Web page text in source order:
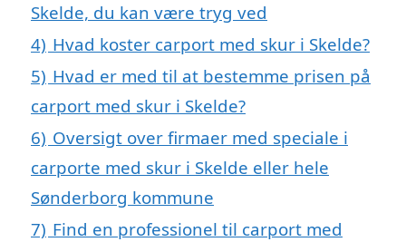
Skelde, du kan være tryg ved
4) Hvad koster carport med skur i Skelde?
5) Hvad er med til at bestemme prisen på
carport med skur i Skelde?
6) Oversigt over firmaer med speciale i
carporte med skur i Skelde eller hele
Sønderborg kommune
7) Find en professionel til carport med